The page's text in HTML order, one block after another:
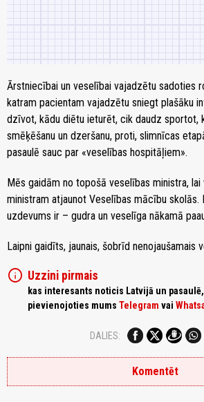
Ārstniecībai un veselībai vajadzētu sadoties
katram pacientam vajadzētu sniegt plašāku
dzīvot, kādu diētu ieturēt, cik daudz sportot,
smēķēšanu un dzeršanu, proti, slimnīcas
pasaulē sauc par «veselības hospitāļiem».
Mēs gaidām no topošā veselības ministra,
ministram atjaunot Veselības mācību skolās.
uzdevums ir – gudra un veselīga nākamā
Laipni gaidīts, jaunais, šobrīd nenojaušamais
info Uzzini pirmais
kas interesants noticis Latvijā un pasaulē,
pievienojoties mums Telegram vai
DALIES:
Komentēt